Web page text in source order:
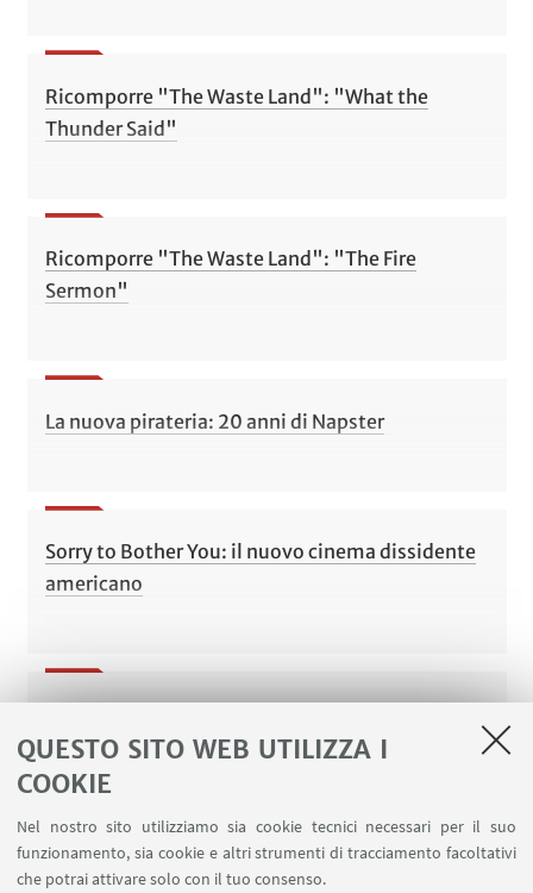
QUESTO SITO WEB UTILIZZA I
COOKIE
Nel nostro sito utilizziamo sia cookie tecnici necessari per il suo
funzionamento, sia cookie e altri strumenti di tracciamento facoltativi
che potrai attivare solo con il tuo consenso.
Ricomporre "The Waste Land": "What the
Thunder Said"
Ricomporre "The Waste Land": "The Fire
Sermon"
La nuova pirateria: 20 anni di Napster
Sorry to Bother You: il nuovo cinema dissidente
americano
Beatty
Ricomporre The Waste Land: Death by Water